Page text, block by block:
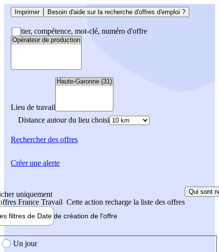
Imprimer Besoin d'aide sur la recherche d'offres d'emploi ?
Métier, compétence, mot-clé, numéro d'offre
Lieu de travail
Distance autour du lieu choisi
Rechercherdes offres
uniquement
France Travail Cette action recharge la liste des offres
Qui sont
filtres de Date de création de l'offre
création de l'offre
Un jour
Créer une alerte